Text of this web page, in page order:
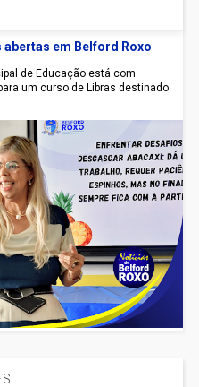
em Belford Roxo
de Educação está com
um curso de Libras destinado